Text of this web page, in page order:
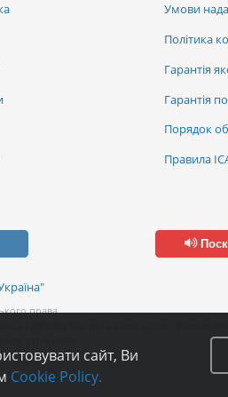
сайт, Ви
Cookie Policy.
Умови
Політика
Гарантія
Гарантія
Порядок
Правила
права.